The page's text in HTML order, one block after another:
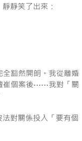
靜笑了出來：
豁然開朗。我從離婚
崔個案後⋯⋯我對「關
對關係投入「要有個